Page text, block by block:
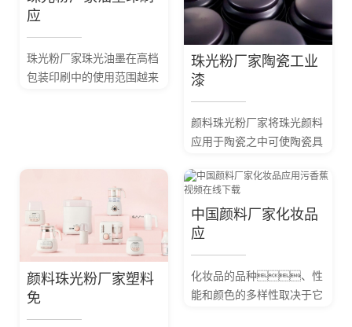
时达到一定的保护作
用。
应
珠光粉厂家珠光油墨在高档
包装印刷中的使用范围越来
珠光粉厂家陶瓷工业
漆
颜料珠光粉厂家将珠光颜料
应用于陶瓷之中可使陶瓷具
在其它生产和日常生活中也
铜色外貌、...
颜料珠光粉厂家塑料
免
中国颜料厂家化妆品
应
化妆品的品种、性
能和颜色的多样性取决于它